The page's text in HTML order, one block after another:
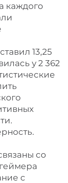
каждого
13,25
у 2 362
со
с